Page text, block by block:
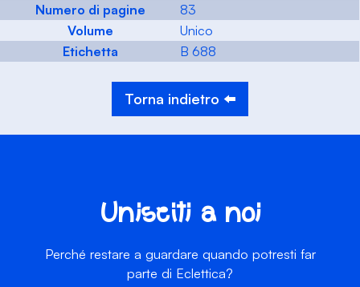
Numero di pagine
83
Volume
Unico
Etichetta
B 688
Torna indietro ⬅️
Unisciti a noi
Perché restare a guardare quando potresti far
parte di Eclettica?